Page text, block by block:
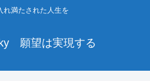
れ満たされた人生を
願望は実現する